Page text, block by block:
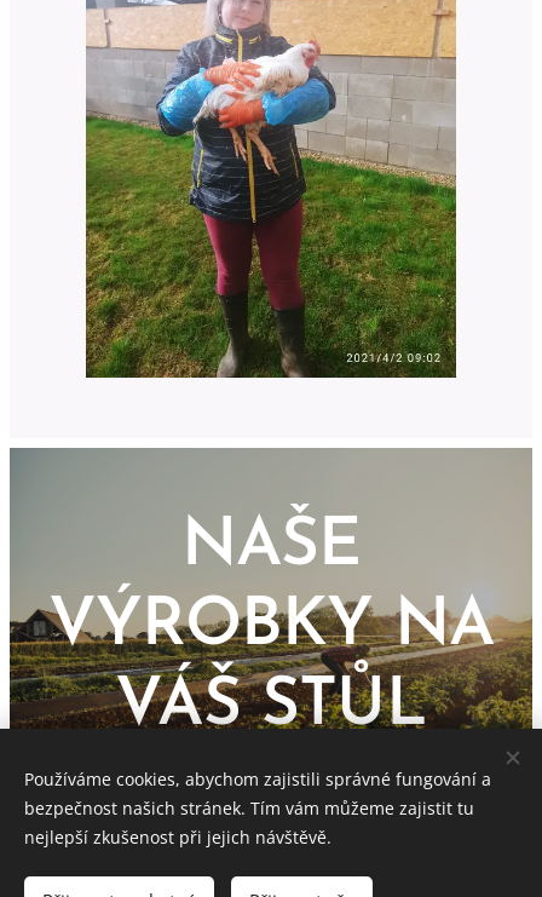
NAŠE
VÝROBKY NA
VÁŠ STŮL
FARMA PŘEVÝŠOV
Používáme cookies, abychom zajistili správné fungování a
bezpečnost našich stránek. Tím vám můžeme zajistit tu
nejlepší zkušenost při jejich návštěvě.